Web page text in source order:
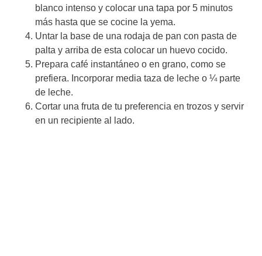
blanco intenso y colocar una tapa por 5 minutos
más hasta que se cocine la yema.
Untar la base de una rodaja de pan con pasta de
palta y arriba de esta colocar un huevo cocido.
Prepara café instantáneo o en grano, como se
prefiera. Incorporar media taza de leche o ¼ parte
de leche.
Cortar una fruta de tu preferencia en trozos y servir
en un recipiente al lado.